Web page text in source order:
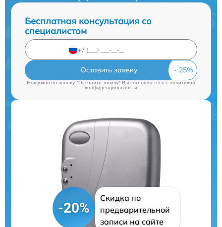
Бесплатная консультация со
специалистом
Оставить заявку
Нажимая на кнопку "Оставить заявку" Вы соглашаетесь cполитикой
конфиденциальности
-20%
Скидка по
предварительной
записи на сайте